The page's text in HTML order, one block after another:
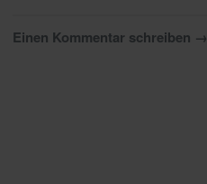
Einen Kommentar schreiben →